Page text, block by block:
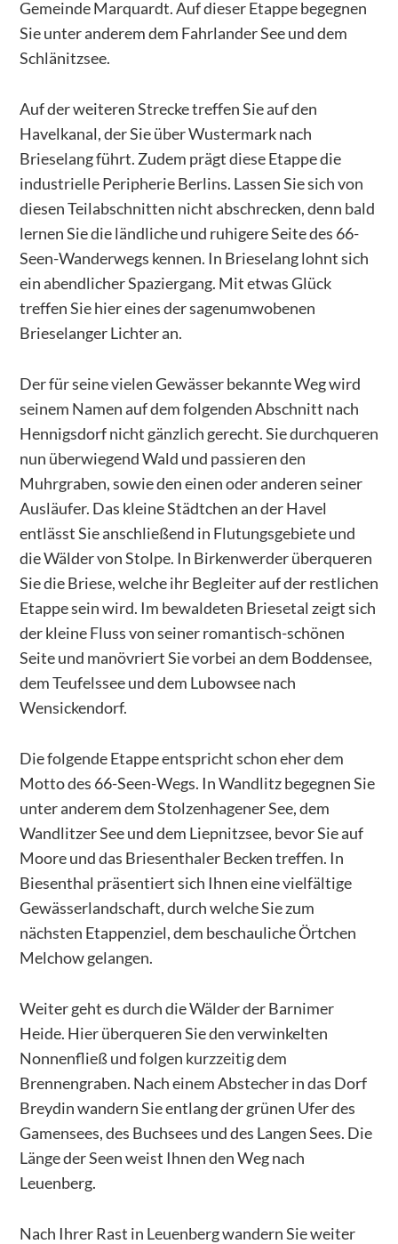
Gemeinde Marquardt. Auf dieser Etappe begegnen
Sie unter anderem dem Fahrlander See und dem
Schlänitzsee.
Auf der weiteren Strecke treffen Sie auf den
Havelkanal, der Sie über Wustermark nach
Brieselang führt. Zudem prägt diese Etappe die
industrielle Peripherie Berlins. Lassen Sie sich von
diesen Teilabschnitten nicht abschrecken, denn bald
lernen Sie die ländliche und ruhigere Seite des 66-
Seen-Wanderwegs kennen. In Brieselang lohnt sich
ein abendlicher Spaziergang. Mit etwas Glück
treffen Sie hier eines der sagenumwobenen
Brieselanger Lichter an.
Der für seine vielen Gewässer bekannte Weg wird
seinem Namen auf dem folgenden Abschnitt nach
Hennigsdorf nicht gänzlich gerecht. Sie durchqueren
nun überwiegend Wald und passieren den
Muhrgraben, sowie den einen oder anderen seiner
Ausläufer. Das kleine Städtchen an der Havel
entlässt Sie anschließend in Flutungsgebiete und
die Wälder von Stolpe. In Birkenwerder überqueren
Sie die Briese, welche ihr Begleiter auf der restlichen
Etappe sein wird. Im bewaldeten Briesetal zeigt sich
der kleine Fluss von seiner romantisch-schönen
Seite und manövriert Sie vorbei an dem Boddensee,
dem Teufelssee und dem Lubowsee nach
Wensickendorf.
Die folgende Etappe entspricht schon eher dem
Motto des 66-Seen-Wegs. In Wandlitz begegnen Sie
unter anderem dem Stolzenhagener See, dem
Wandlitzer See und dem Liepnitzsee, bevor Sie auf
Moore und das Briesenthaler Becken treffen. In
Biesenthal präsentiert sich Ihnen eine vielfältige
Gewässerlandschaft, durch welche Sie zum
nächsten Etappenziel, dem beschauliche Örtchen
Melchow gelangen.
Weiter geht es durch die Wälder der Barnimer
Heide. Hier überqueren Sie den verwinkelten
Nonnenfließ und folgen kurzzeitig dem
Brennengraben. Nach einem Abstecher in das Dorf
Breydin wandern Sie entlang der grünen Ufer des
Gamensees, des Buchsees und des Langen Sees. Die
Länge der Seen weist Ihnen den Weg nach
Leuenberg.
Nach Ihrer Rast in Leuenberg wandern Sie weiter